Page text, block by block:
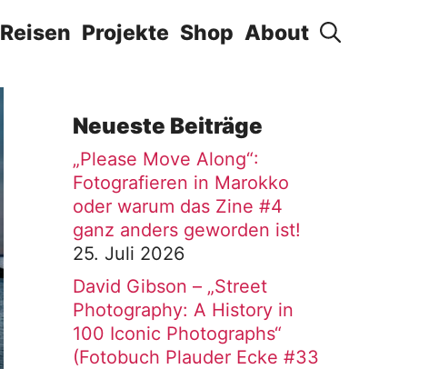
Reisen Projekte Shop About
Neueste Beiträge
„Please Move Along“:
Fotografieren in Marokko
oder warum das Zine #4
ganz anders geworden ist!
25. Juli 2026
David Gibson – „Street
Photography: A History in
100 Iconic Photographs“
(Fotobuch Plauder Ecke #33